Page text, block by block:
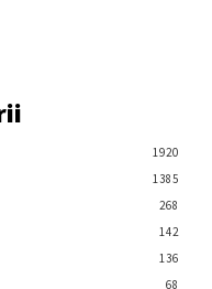
1920
1385
268
142
136
68